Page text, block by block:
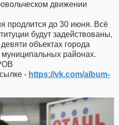
движении
продлится до 30 июня. Всё
будут задействованы,
объектах города
районах.
- https://vk.com/album-